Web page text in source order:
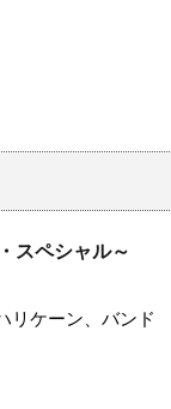
スペシャル～
リケーン、バンド